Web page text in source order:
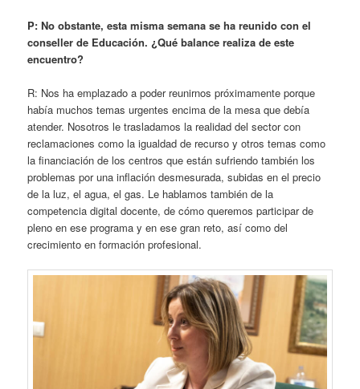
P: No obstante, esta misma semana se ha reunido con el
conseller de Educación. ¿Qué balance realiza de este
encuentro?
R: Nos ha emplazado a poder reunirnos próximamente porque
había muchos temas urgentes encima de la mesa que debía
atender. Nosotros le trasladamos la realidad del sector con
reclamaciones como la igualdad de recurso y otros temas como
la financiación de los centros que están sufriendo también los
problemas por una inflación desmesurada, subidas en el precio
de la luz, el agua, el gas. Le hablamos también de la
competencia digital docente, de cómo queremos participar de
pleno en ese programa y en ese gran reto, así como del
crecimiento en formación profesional.